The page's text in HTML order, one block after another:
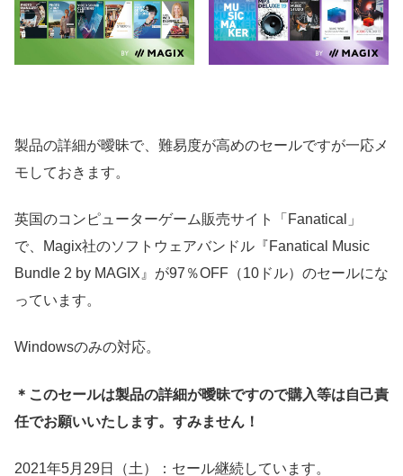
製品の詳細が曖昧で、難易度が高めのセールですが一応メ
モしておきます。
英国のコンピューターゲーム販売サイト「Fanatical」
で、Magix社のソフトウェアバンドル『Fanatical Music
Bundle 2 by MAGIX』が97％OFF（10ドル）のセールにな
っています。
Windowsのみの対応。
＊このセールは製品の詳細が曖昧ですので購入等は自己責
任でお願いいたします。すみません！
2021年5月29日（土）：セール継続しています。